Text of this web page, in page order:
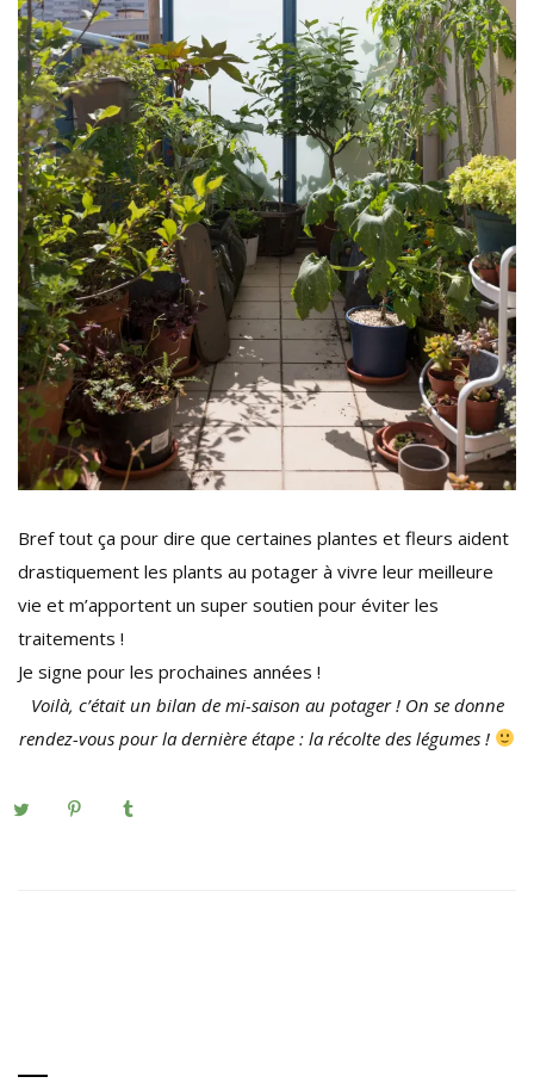
Bref tout ça pour dire que certaines plantes et fleurs aident
drastiquement les plants au potager à vivre leur meilleure
vie et m’apportent un super soutien pour éviter les
traitements !
Je signe pour les prochaines années !
Voilà, c’était un bilan de mi-saison au potager ! On se donne
rendez-vous pour la dernière étape : la récolte des légumes !